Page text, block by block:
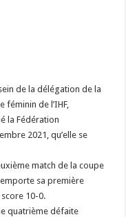
de la délégation de la
féminin de l’IHF,
la Fédération
2021, qu’elle se
match de la coupe
sa première
10-0.
quatrième défaite